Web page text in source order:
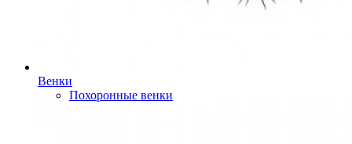
Венки
Похоронные венки